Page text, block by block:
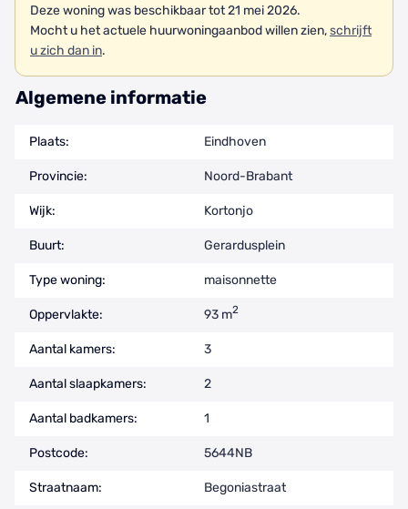
Deze woning was beschikbaar tot 21 mei 2026.
Mocht u het actuele huurwoningaanbod willen zien,schrijft
u zich dan in.
Algemene informatie
Plaats: Eindhoven
Provincie: Noord-Brabant
Wijk: Kortonjo
Buurt: Gerardusplein
Type woning: maisonnette
Oppervlakte: 93 m2
Aantal kamers: 3
Aantal slaapkamers: 2
Aantal badkamers: 1
Postcode: 5644NB
Straatnaam: Begoniastraat